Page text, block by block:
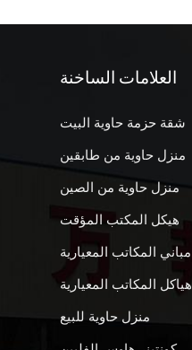
العلامات الساخنة
شقة حزمة حاوية البيت
منزل حاوية من طابقين
منزل حاوية من الصين
هيكل المكتب المؤقت
مباني المكاتب المعيارية
هياكل المكاتب المعيارية
منزل حاوية للبيع